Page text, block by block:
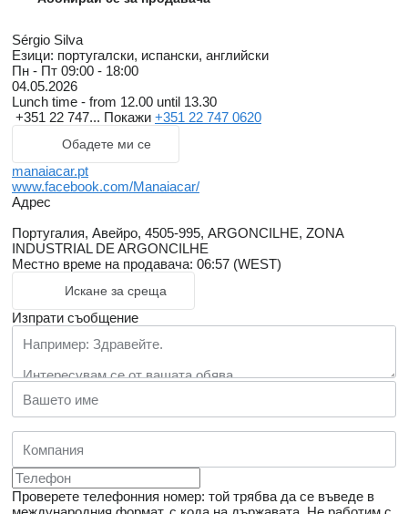
Sérgio Silva
Езици: португалски, испански, английски
Пн - Пт 09:00 - 18:00
04.05.2026
Lunch time - from 12.00 until 13.30
+351 22 747... Покажи +351 22 747 0620
Обадете ми се
manaiacar.pt
www.facebook.com/Manaiacar/
Адрес
Португалия, Авейро, 4505-995, ARGONCILHE, ZONA
INDUSTRIAL DE ARGONCILHE
Местно време на продавача: 06:57 (WEST)
Искане за среща
Изпрати съобщение
Проверете телефонния номер: той трябва да се въведе в